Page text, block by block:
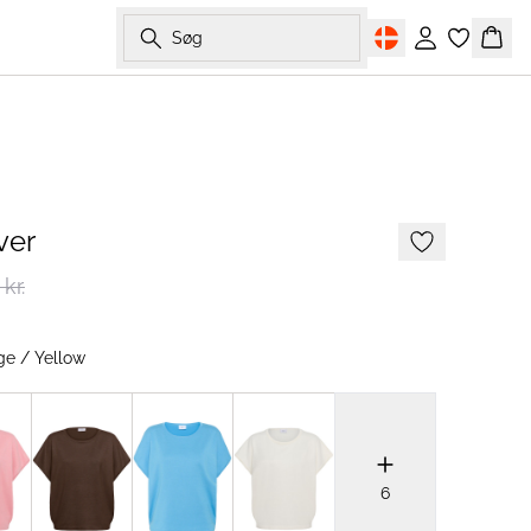
Søg
Log ind Kurv
/ Yellow
6